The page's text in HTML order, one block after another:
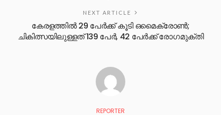
NEXT ARTICLE
കേരളത്തിൽ 29 പേർക്ക് കൂടി ഒമൈക്രോൺ;
ചികിത്സയിലുള്ളത് 139 പേർ, 42 പേർക്ക് രോ​ഗമുക്തി
REPORTER